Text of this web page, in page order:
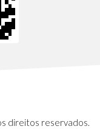
direitos reservados.